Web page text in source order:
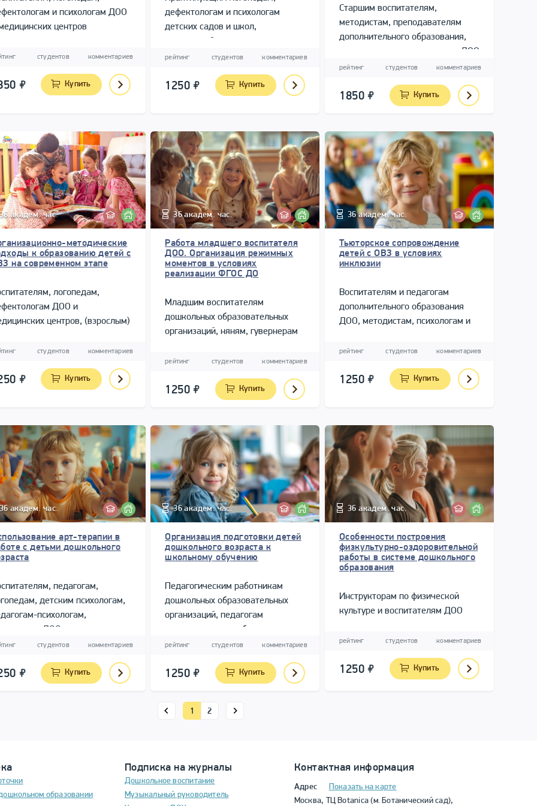
и психологам ДОО
центров
студентов комментариев
Купить
дефектологам и психологам
детских садов и школ,
центров
рейтинг студентов комментариев
1250 Купить
Старшим воспитателям,
методистам, преподавателям
дополнительного образования,
руководителям и психологам ДОО
рейтинг студентов комментариев
1850 Купить
академ. час.
методические
к образованию детей с
на современном этапе
логопедам,
ДОО и
центров, (взрослым)
у дошкольников
студентов комментариев
Купить
36 академ. час.
Работа младшего воспитателя
ДОО. Организация режимных
моментов в условиях
реализации ФГОС ДО
Младшим воспитателям
дошкольных образовательных
организаций, няням, гувернерам
рейтинг студентов комментариев
1250 Купить
36 академ. час.
Тьюторское сопровождение
детей с ОВЗ в условиях
инклюзии
Воспитателям и педагогам
дополнительного образования
ДОО, методистам, психологам и
рейтинг студентов комментариев
1250 Купить
36 академ. час.
арт-терапии в
с детьми дошкольного
педагогам,
детским психологам,
психологам,
ДОО, родителям
студентов комментариев
Купить
36 академ. час.
Организация подготовки детей
дошкольного возраста к
школьному обучению
Педагогическим работникам
дошкольных образовательных
организаций, педагогам
дополнительного образования,
гувернерам
рейтинг студентов комментариев
1250 Купить
36 академ. час.
Особенности построения
физкультурно-оздоровительной
работы в системе дошкольного
образования
Инструкторам по физической
культуре и воспитателям ДОО
рейтинг студентов комментариев
1250 Купить
1 2
образовании
Подписка на журналы
Дошкольное воспитание
Музыкальный руководитель
Контактная информация
Адрес
Показать на карте
Москва, ТЦ Botanica (м. Ботанический сад),